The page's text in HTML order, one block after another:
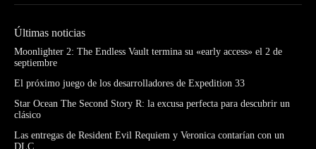
Últimas noticias
Moonlighter 2: The Endless Vault termina su «early access» el 2 de
septiembre
El próximo juego de los desarrolladores de Expedition 33
Star Ocean The Second Story R: la excusa perfecta para descubrir un
clásico
Las entregas de Resident Evil Requiem y Veronica contarían con un
DLC